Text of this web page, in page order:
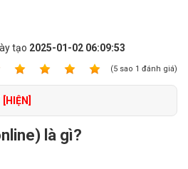
tạo 2025-01-02 06:09:53
(5 sao 1 đánh giá)
[HIỆN]
là gì?